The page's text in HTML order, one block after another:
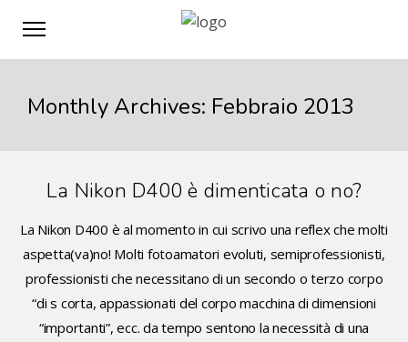
Monthly Archives: Febbraio 2013
La Nikon D400 è dimenticata o no?
La Nikon D400 è al momento in cui scrivo una reflex che molti
aspetta(va)no! Molti fotoamatori evoluti, semiprofessionisti,
professionisti che necessitano di un secondo o terzo corpo
“di s corta, appassionati del corpo macchina di dimensioni
“importanti”, ecc. da tempo sentono la necessità di una